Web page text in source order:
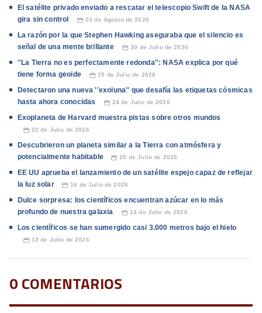
El satélite privado enviado a rescatar el telescopio Swift de la NASA
gira sin control
📅 03 de Agosto de 2026
La razón por la que Stephen Hawking aseguraba que el silencio es
señal de una mente brillante
📅 30 de Julio de 2026
''La Tierra no es perfectamente redonda'': NASA explica por qué
tiene forma geoide
📅 29 de Julio de 2026
Detectaron una nueva ''exoluna'' que desafía las etiquetas cósmicas
hasta ahora conocidas
📅 24 de Julio de 2026
Exoplaneta de Harvard muestra pistas sobre otros mundos
📅 22 de Julio de 2026
Descubrieron un planeta similar a la Tierra con atmósfera y
potencialmente habitable
📅 20 de Julio de 2026
EE UU aprueba el lanzamiento de un satélite espejo capaz de reflejar
la luz solar
📅 16 de Julio de 2026
Dulce sorpresa: los científicos encuentran azúcar en lo más
profundo de nuestra galaxia
📅 14 de Julio de 2026
Los científicos se han sumergido casi 3.000 metros bajo el hielo
📅 13 de Julio de 2026
0 COMENTARIOS